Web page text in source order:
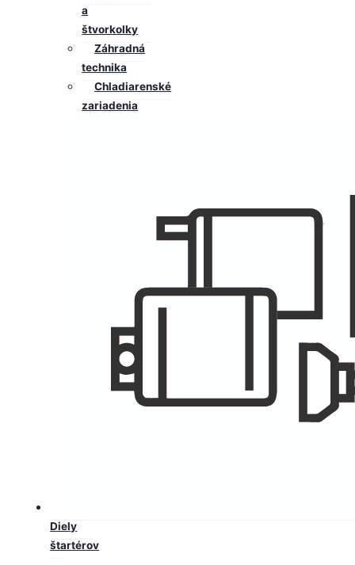
a
štvorkolky
Záhradná
technika
Chladiarenské
zariadenia
Diely
štartérov